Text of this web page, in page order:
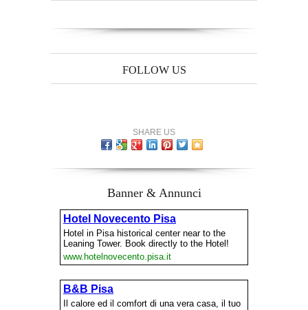
FOLLOW US
SHARE US
Banner & Annunci